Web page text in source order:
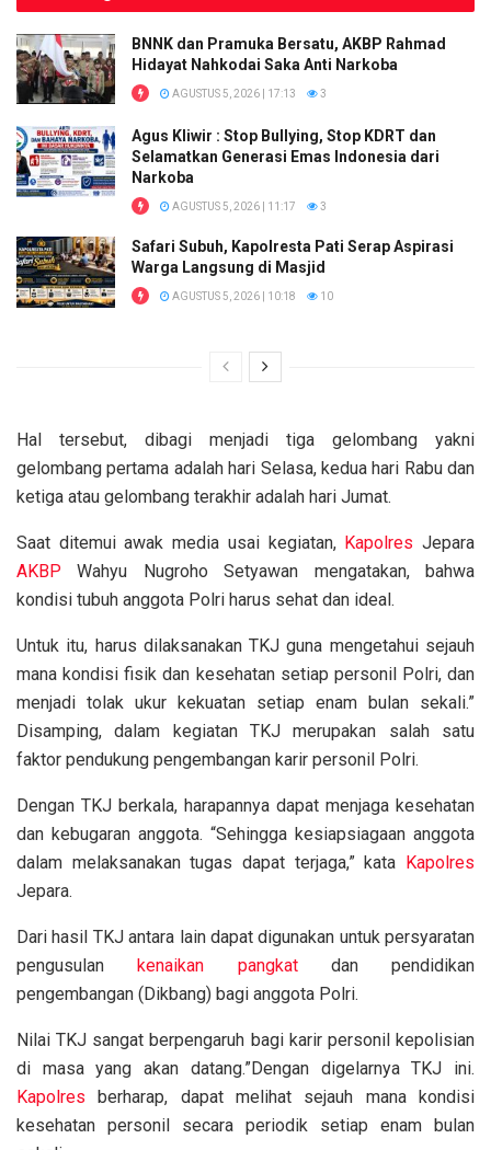
BNNK dan Pramuka Bersatu, AKBP Rahmad
Hidayat Nahkodai Saka Anti Narkoba
AGUSTUS 5, 2026 | 17:13 3
Agus Kliwir : Stop Bullying, Stop KDRT dan
Selamatkan Generasi Emas Indonesia dari
Narkoba
AGUSTUS 5, 2026 | 11:17 3
Safari Subuh, Kapolresta Pati Serap Aspirasi
Warga Langsung di Masjid
AGUSTUS 5, 2026 | 10:18 10
Hal tersebut, dibagi menjadi tiga gelombang yakni
gelombang pertama adalah hari Selasa, kedua hari Rabu dan
ketiga atau gelombang terakhir adalah hari Jumat.
Saat ditemui awak media usai kegiatan, Kapolres Jepara
AKBP Wahyu Nugroho Setyawan mengatakan, bahwa
kondisi tubuh anggota Polri harus sehat dan ideal.
Untuk itu, harus dilaksanakan TKJ guna mengetahui sejauh
mana kondisi fisik dan kesehatan setiap personil Polri, dan
menjadi tolak ukur kekuatan setiap enam bulan sekali.”
Disamping, dalam kegiatan TKJ merupakan salah satu
faktor pendukung pengembangan karir personil Polri.
Dengan TKJ berkala, harapannya dapat menjaga kesehatan
dan kebugaran anggota. “Sehingga kesiapsiagaan anggota
dalam melaksanakan tugas dapat terjaga,” kata Kapolres
Jepara.
Dari hasil TKJ antara lain dapat digunakan untuk persyaratan
pengusulankenaikan pangkatdan pendidikan
pengembangan (Dikbang) bagi anggota Polri.
Nilai TKJ sangat berpengaruh bagi karir personil kepolisian
di masa yang akan datang.”Dengan digelarnya TKJ ini.
Kapolres berharap, dapat melihat sejauh mana kondisi
kesehatan personil secara periodik setiap enam bulan